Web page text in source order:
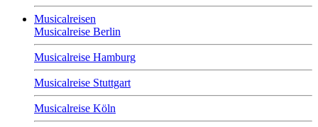
Musicalreisen
Musicalreise Berlin
Musicalreise Hamburg
Musicalreise Stuttgart
Musicalreise Köln